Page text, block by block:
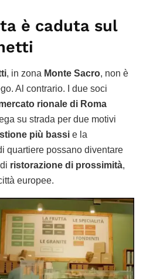
è caduta sul
, in zona Monte Sacro, non è
Al contrario. I due soci
rionale di Roma
su strada per due motivi
più bassi e la
quartiere possano diventare
ristorazione di prossimità,
europee.